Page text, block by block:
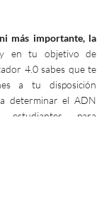
más importante, la
en tu objetivo de
4.0 sabes que te
a tu disposición
determinar el ADN
para